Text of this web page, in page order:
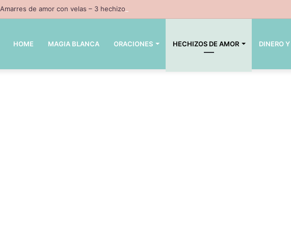
Amarres de amor con velas – 3 hechizos con velas inpresindibles con magia negra
HOME MAGIA BLANCA ORACIONES HECHIZOS DE AMOR DINERO